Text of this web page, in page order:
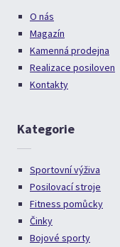
O nás
Magazín
Kamenná prodejna
Realizace posiloven
Kontakty
Kategorie
Sportovní výživa
Posilovací stroje
Fitness pomůcky
Činky
Bojové sporty